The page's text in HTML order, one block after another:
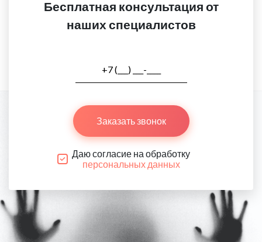
Бесплатная консультация от
наших специалистов
Заказать звонок
Даю согласие на обработку
персональных данных